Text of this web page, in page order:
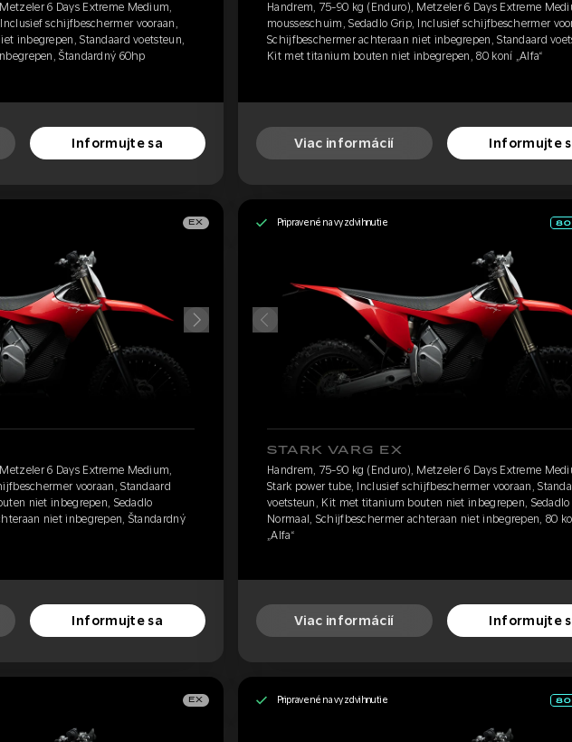
6 Days Extreme Medium,
schijfbeschermer vooraan,
inbegrepen, Standaard voetsteun,
Štandardný 60hp
Informujte sa
Handrem, 75-90 kg (Enduro), Metzeler 6 Days Extreme
mousseschuim, Sedadlo Grip, Inclusief schijfbeschermer
Schijfbeschermer achteraan niet inbegrepen, Standaard
Kit met titanium bouten niet inbegrepen, 80 koní „Alfa“
Viac informácií Informujte
EX
6 Days Extreme Medium,
vooraan, Standaard
niet inbegrepen, Sedadlo
niet inbegrepen, Štandardný
Informujte sa
Pripravené na vyzdvihnutie
STARK VARG EX
Handrem, 75-90 kg (Enduro), Metzeler 6 Days Extreme
Stark power tube, Inclusief schijfbeschermer vooraan,
voetsteun, Kit met titanium bouten niet inbegrepen, Sedadlo
Normaal, Schijfbeschermer achteraan niet inbegrepen, 80
„Alfa“
Viac informácií Informujte
EX Pripravené na vyzdvihnutie